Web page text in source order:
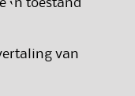
‘n toestand
van